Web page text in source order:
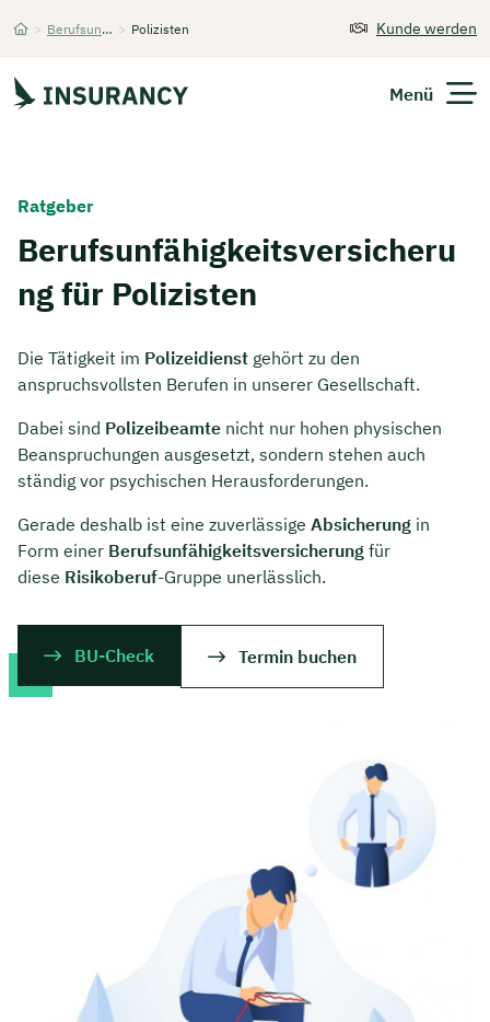
> Berufsunfähigkeitsversicherung > Polizisten Kunde werden
Menü
Finanzen
Über Uns
Kontakt
Ratgeber
Berufsunfähigkeitsversicheru
ng für Polizisten
Die Tätigkeit im Polizeidienst gehört zu den
anspruchsvollsten Berufen in unserer Gesellschaft.
Dabei sind Polizeibeamte nicht nur hohen physischen
Beanspruchungen ausgesetzt, sondern stehen auch
ständig vor psychischen Herausforderungen.
Gerade deshalb ist eine zuverlässige Absicherung in
Form einer Berufsunfähigkeitsversicherung für
diese Risikoberuf-Gruppe unerlässlich.
BU-Check Termin buchen